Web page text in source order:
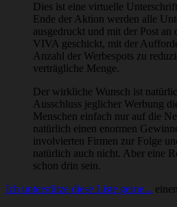
Dies ist eine virtuelle
Ende der Aktion werden alle
ausgedruckt und mit der Post
VIVA geschickt, mit der
Anzahl der Werbespots zu
verträgliche Menge.
Der wirkliche Wunsch ist
Ausschluss jeglicher Werbung
Menschen einfach nur auf die
natürlich einen enormen
involvierten Firmen zur Folge
natürlich auch nicht. Aber eine
schon drin sein.
Ich unterstütze diese Liste gerne...